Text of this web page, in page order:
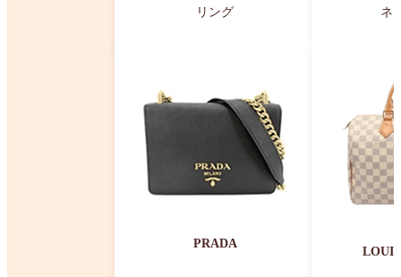
リング ネ
PRADA